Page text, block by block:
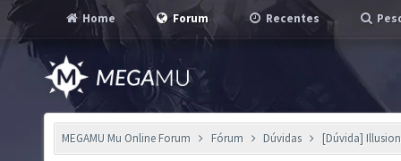
Home Forum Recentes
MEGAMU Mu Online Forum Fórum Dúvidas [Dúvida] Illusion